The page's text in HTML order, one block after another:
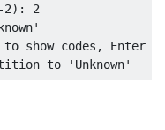
2): 2
show codes, Enter =
to 'Unknown'
i